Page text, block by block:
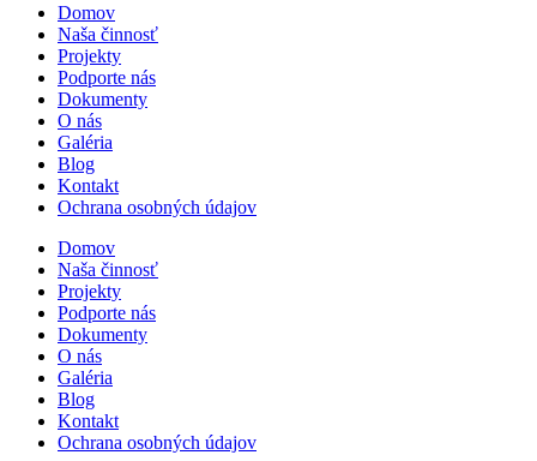
Domov
Naša činnosť
Projekty
Podporte nás
Dokumenty
O nás
Galéria
Blog
Kontakt
Ochrana osobných údajov
Domov
Naša činnosť
Projekty
Podporte nás
Dokumenty
O nás
Galéria
Blog
Kontakt
Ochrana osobných údajov